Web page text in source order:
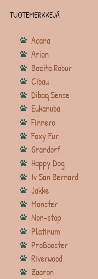
TUOTEMERKKEJÄ
Acana
Arion
Bozita Robur
Cibau
Dibaq Sense
Eukanuba
Finnero
Foxy Fur
Grandorf
Happy Dog
Iv San Bernard
Jakke
Monster
Non-stop
Platinum
ProBooster
Riverwood
Zaaron